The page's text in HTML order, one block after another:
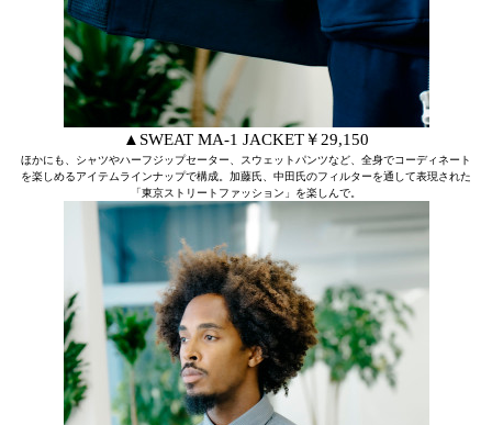
▲SWEAT MA-1 JACKET￥29,150
ほかにも、シャツやハーフジップセーター、スウェットパンツなど、全身でコーディネート
を楽しめるアイテムラインナップで構成。加藤氏、中田氏のフィルターを通して表現された
「東京ストリートファッション」を楽しんで。